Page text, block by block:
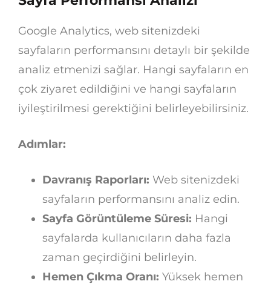
Google Analytics, web sitenizdeki
sayfaların performansını detaylı bir şekilde
analiz etmenizi sağlar. Hangi sayfaların en
çok ziyaret edildiğini ve hangi sayfaların
iyileştirilmesi gerektiğini belirleyebilirsiniz.
Adımlar:
Davranış Raporları: Web sitenizdeki
sayfaların performansını analiz edin.
Sayfa Görüntüleme Süresi: Hangi
sayfalarda kullanıcıların daha fazla
zaman geçirdiğini belirleyin.
Hemen Çıkma Oranı: Yüksek hemen